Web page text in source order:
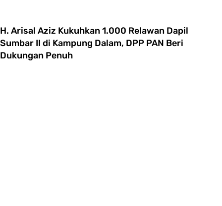
H. Arisal Aziz Kukuhkan 1.000 Relawan Dapil
Sumbar II di Kampung Dalam, DPP PAN Beri
Dukungan Penuh